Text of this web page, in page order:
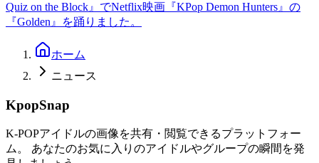
Quiz on the Block』でNetflix映画『KPop Demon Hunters』の
『Golden』を踊りました。
ホーム
ニュース
KpopSnap
K-POPアイドルの画像を共有・閲覧できるプラットフォー
ム。 あなたのお気に入りのアイドルやグループの瞬間を発